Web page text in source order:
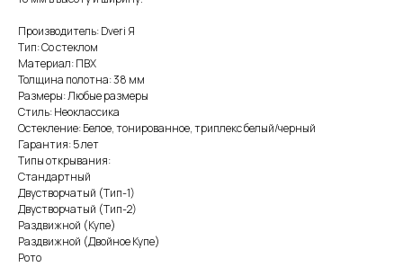
Производитель: Dveri Я
Тип: Со стеклом
Материал: ПВХ
Толщина полотна: 38 мм
Размеры: Любые размеры
Стиль: Неоклассика
Остекление: Белое, тонированное, триплекс белый/черный
Гарантия: 5 лет
Типы открывания:
Стандартный
Двустворчатый (Тип-1)
Двустворчатый (Тип-2)
Раздвижной (Купе)
Раздвижной (Двойное Купе)
Рото